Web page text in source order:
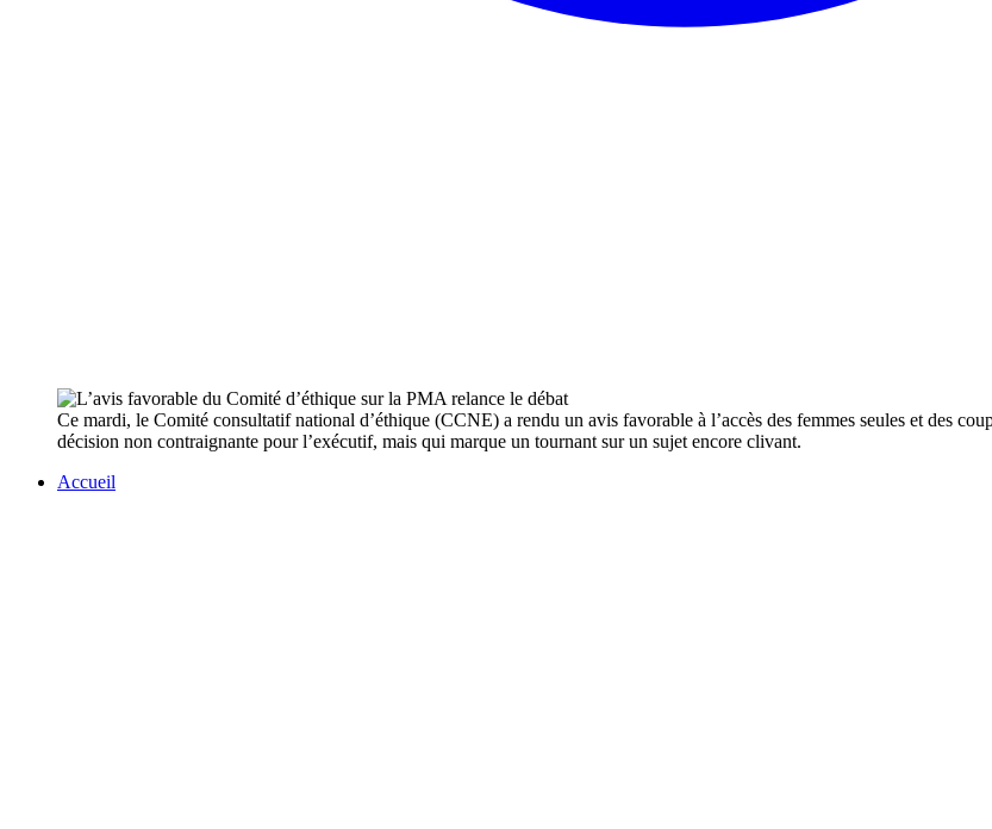
Ce mardi, le Comité consultatif national d’éthique (CCNE) a rendu un avis favorable à l’accès des femmes seules et des
décision non contraignante pour l’exécutif, mais qui marque un tournant sur un sujet encore clivant.
Accueil